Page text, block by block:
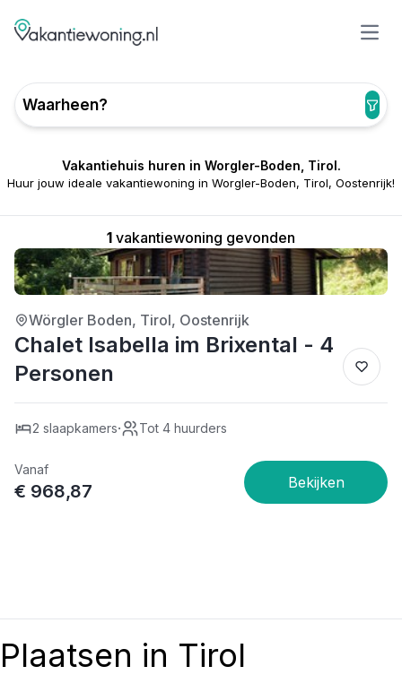
Waarheen?
Vakantiehuis huren in Worgler-Boden, Tirol.
Huur jouw ideale vakantiewoning in Worgler-Boden, Tirol, Oostenrijk!
1 vakantiewoning gevonden
3/5
Wörgler Boden, Tirol, Oostenrijk
Chalet Isabella im Brixental - 4
Personen
2 slaapkamers· Tot 4 huurders
Vanaf
€ 968,87
Plaatsen in Tirol